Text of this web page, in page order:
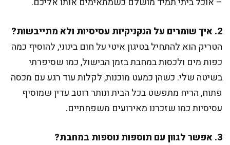
2. איך שומרים על הנקניקיות עסיסיות ולא מתייבשות?
הטריק הוא להתחיל בטיגון איטי על חום בינוני, להוסיף כמה
כפות מים ולכסות במחבת בזמן הבישול, כמו שסיפרתי
בשיטה שלי. כשהן כמעט מוכנות, לקלות עוד רגע עם מכסה
פתוח, הריח מתפשט בכל הבית ונותר רוטב עדין שמוסיף
עסיסיות כמו שזכרנו מאירועים משפחתיים.
3. אפשר לגוון עם תוספות נוספות במחבת?